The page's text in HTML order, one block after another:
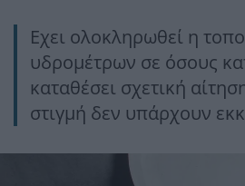
Εχει ολοκληρωθεί η
υδρομέτρων σε όσους
καταθέσει σχετική
στιγμή δεν υπάρχουν